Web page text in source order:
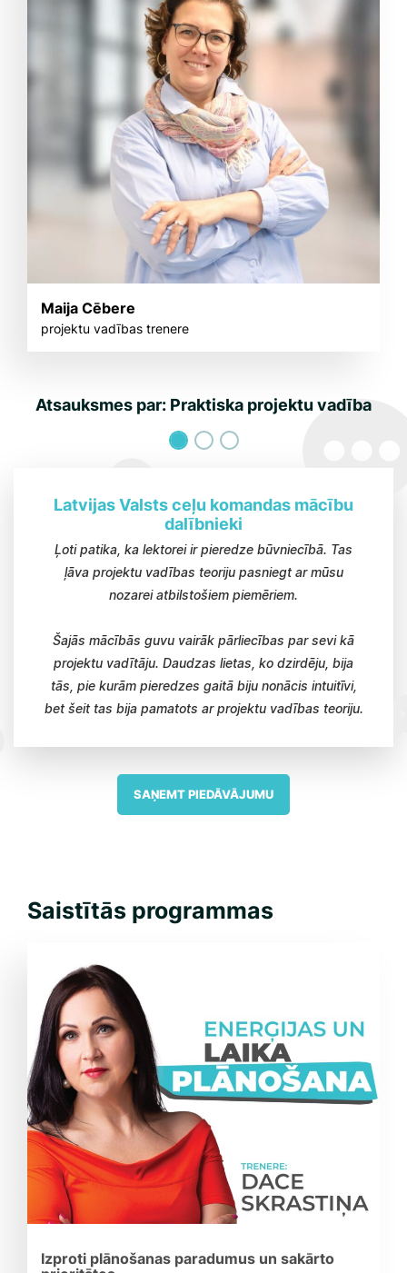
Maija Cēbere
projektu vadības trenere
Atsauksmes par: Praktiska projektu vadība
Latvijas Valsts ceļu komandas mācību
dalībnieki
Ļoti patika, ka lektorei ir pieredze būvniecībā. Tas
ļāva projektu vadības teoriju pasniegt ar mūsu
nozarei atbilstošiem piemēriem.
Šajās mācībās guvu vairāk pārliecības par sevi kā
projektu vadītāju. Daudzas lietas, ko dzirdēju, bija
tās, pie kurām pieredzes gaitā biju nonācis intuitīvi,
bet šeit tas bija pamatots ar projektu vadības teoriju.
SAŅEMT PIEDĀVĀJUMU
Saistītās programmas
Izproti plānošanas paradumus un sakārto